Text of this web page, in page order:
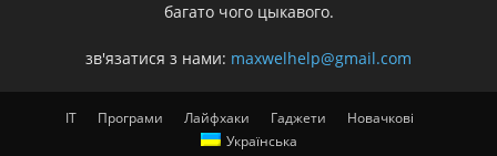
багато чого цыкавого.
зв'язатися з нами: maxwelhelp@gmail.com
IT Програми Лайфхаки Гаджети
Новачкові
Українська